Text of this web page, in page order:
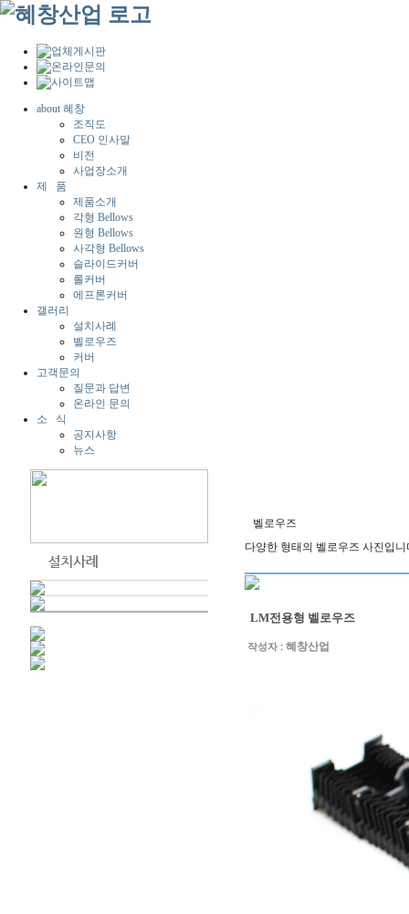
about 혜창
조직도
CEO 인사말
비전
사업장소개
제 품
제품소개
각형 Bellows
원형 Bellows
사각형 Bellows
슬라이드커버
롤커버
에프론커버
갤러리
설치사례
벨로우즈
커버
고객문의
질문과 답변
온라인 문의
소 식
공지사항
뉴스
벨로우즈
다양한 형태의 벨로우즈 사진입니
LM전용형 벨로우즈
작성자: 혜창산업